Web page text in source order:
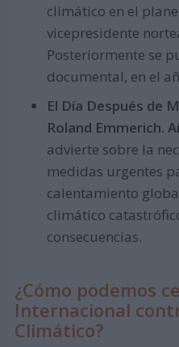
climático en el
vicepresidente
Posteriormente se
documental, en el
El Día Después de
Roland Emmerich.
advierte sobre la
medidas urgentes
calentamiento
climático
consecuencias.
¿Cómo podemos
Internacional
Climático?